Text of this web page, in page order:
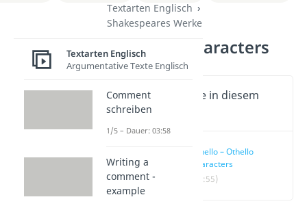
Textarten Englisch
Shakespeares Werke
Othello – Characters
Wichtige Inhalte in diesem
Video
Othello – Othello
Characters
(02:55)
Textarten Englisch
Argumentative Texte Englisch
Comment
schreiben
1/5 – Dauer: 03:58
Writing a
comment -
example